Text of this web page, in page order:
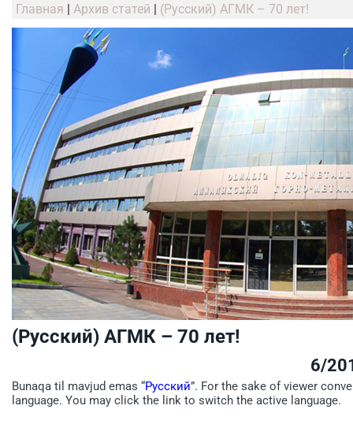
Главная | Архив статей | (Русский) АГМК – 70 лет!
(Русский) АГМК – 70 лет!
6/
Bunaqa til mavjud emas “Русский”. For the sake of viewer
language. You may click the link to switch the active language.